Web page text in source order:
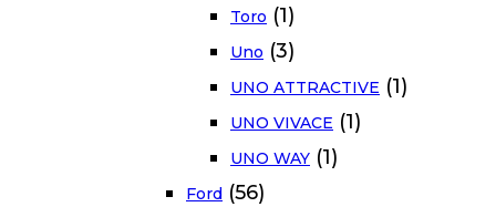
Toro (1)
Uno (3)
UNO ATTRACTIVE (1)
UNO VIVACE (1)
UNO WAY (1)
Ford (56)